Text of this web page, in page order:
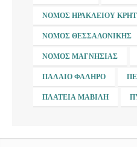
ΝΟΜΌΣ ΗΡΑΚΛΕΊΟΥ
ΝΟΜΌΣ ΘΕΣΣΑΛΟΝΊΚΗΣ
ΝΟΜΌΣ ΜΑΓΝΗΣΊΑΣ
ΠΑΛΑΙΌ ΦΆΛΗΡΟ
ΠΛΑΤΕΊΑ ΜΑΒΊΛΗ